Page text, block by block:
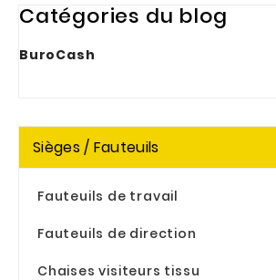
Catégories du blog
BuroCash
Sièges / Fauteuils
Fauteuils de travail
Fauteuils de direction
Chaises visiteurs tissu